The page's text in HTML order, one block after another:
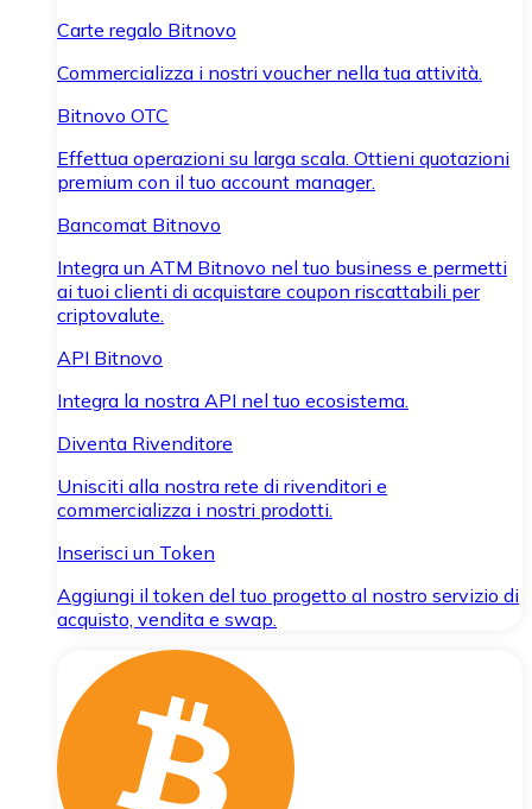
Carte regalo Bitnovo
Commercializza i nostri voucher nella tua attività.
Bitnovo OTC
Effettua operazioni su larga scala. Ottieni quotazioni
premium con il tuo account manager.
Bancomat Bitnovo
Integra un ATM Bitnovo nel tuo business e permetti
ai tuoi clienti di acquistare coupon riscattabili per
criptovalute.
API Bitnovo
Integra la nostra API nel tuo ecosistema.
Diventa Rivenditore
Unisciti alla nostra rete di rivenditori e
commercializza i nostri prodotti.
Inserisci un Token
Aggiungi il token del tuo progetto al nostro servizio di
acquisto, vendita e swap.